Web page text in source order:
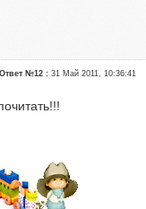
Ответ №12 :31 Май 2011, 10:36:41